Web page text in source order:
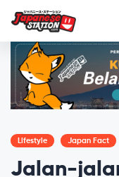
Lifestyle Japan Fact
Jalan-